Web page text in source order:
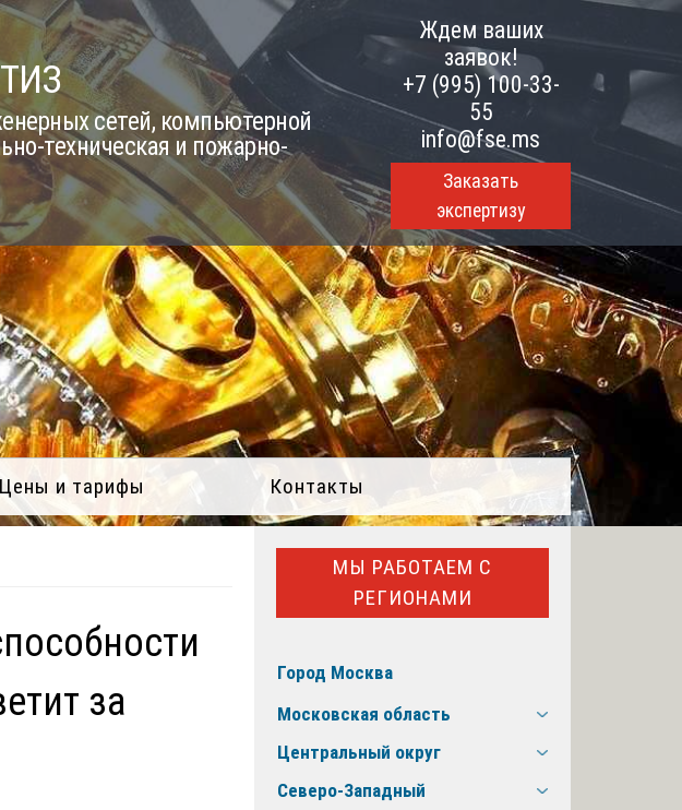
сетей, компьютерной
техническая и пожарно-
Ждем ваших
заявок!
+7 (995) 100-33-
55
info@fse.ms
Заказать
экспертизу
Цены и тарифы Контакты
за
МЫ РАБОТАЕМ С
РЕГИОНАМИ
Город Москва
Московская область
Центральный округ
Северо-Западный